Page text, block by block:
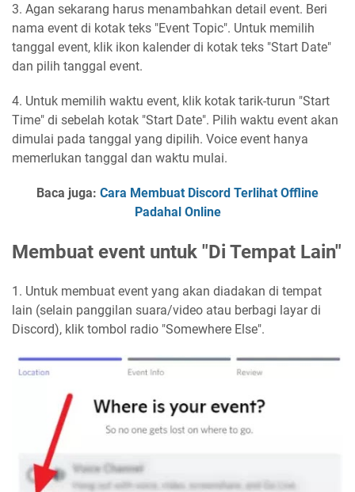
3. Agan sekarang harus menambahkan detail event. Beri
nama event di kotak teks "Event Topic". Untuk memilih
tanggal event, klik ikon kalender di kotak teks "Start Date"
dan pilih tanggal event.
4. Untuk memilih waktu event, klik kotak tarik-turun "Start
Time" di sebelah kotak "Start Date". Pilih waktu event akan
dimulai pada tanggal yang dipilih. Voice event hanya
memerlukan tanggal dan waktu mulai.
Baca juga: Cara Membuat Discord Terlihat Offline
Padahal Online
Membuat event untuk "Di Tempat Lain"
1. Untuk membuat event yang akan diadakan di tempat
lain (selain panggilan suara/video atau berbagi layar di
Discord), klik tombol radio "Somewhere Else".